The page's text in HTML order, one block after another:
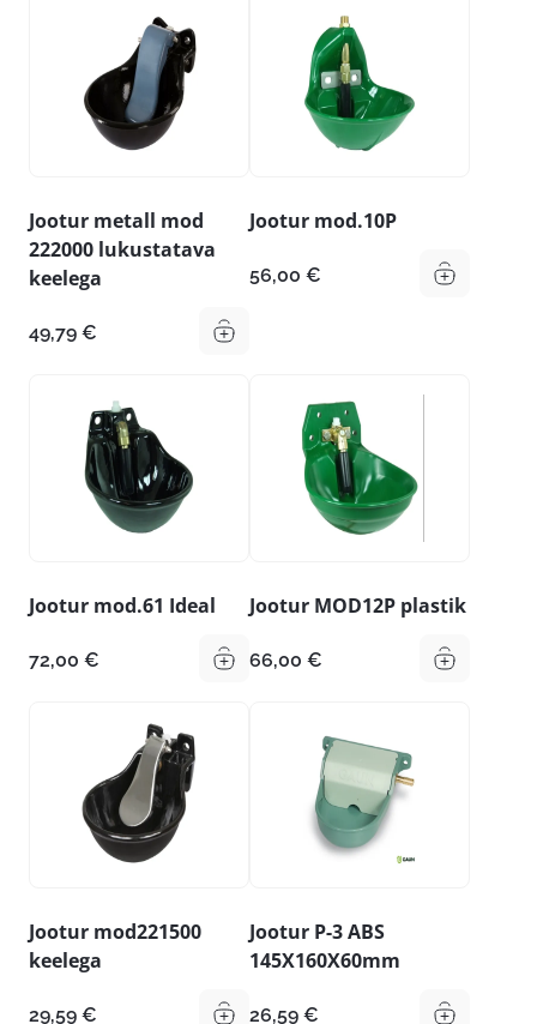
Jootur metall mod
222000 lukustatava
keelega
49,79 €
Jootur mod.10P
56,00 €
Jootur mod.61 Ideal
72,00 €
Jootur MOD12P plastik
66,00 €
Jootur mod221500
keelega
29,59 €
Jootur P-3 ABS
145X160X60mm
26,59 €